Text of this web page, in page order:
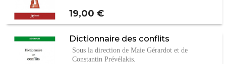
Prix
19,00 €
Dictionnaire des conflits
Sous la direction de Maie Gérardot et de
Constantin Prévélakis.